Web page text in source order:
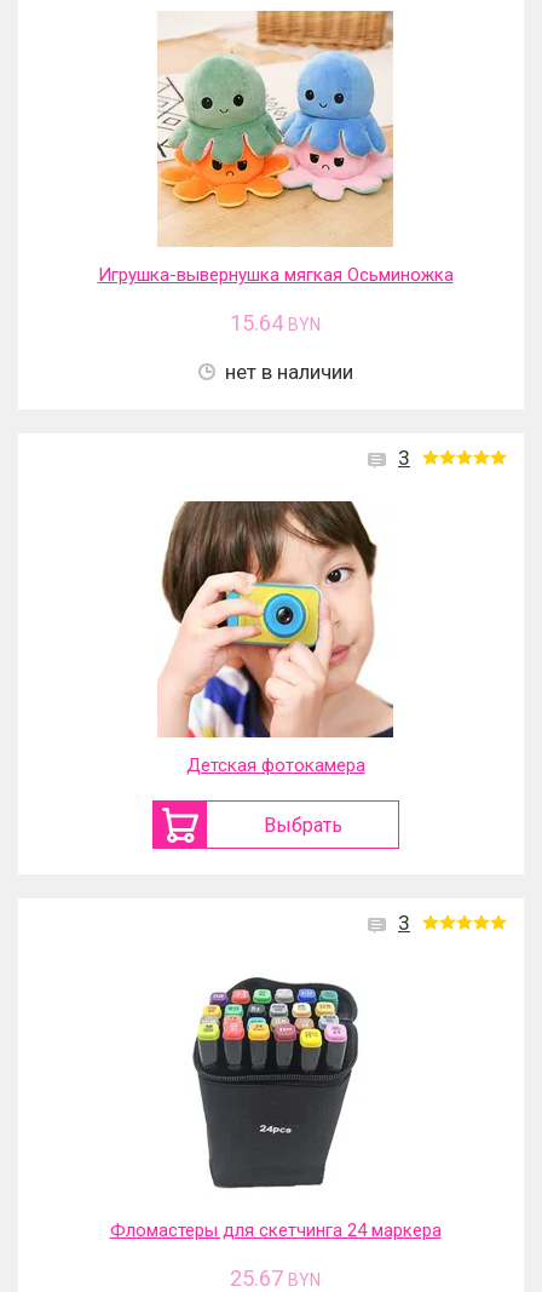
Игрушка-вывернушка мягкая Осьминожка
15.64 BYN
нет в наличии
3
Детская фотокамера
Выбрать
3
Фломастеры для скетчинга 24 маркера
25.67 BYN